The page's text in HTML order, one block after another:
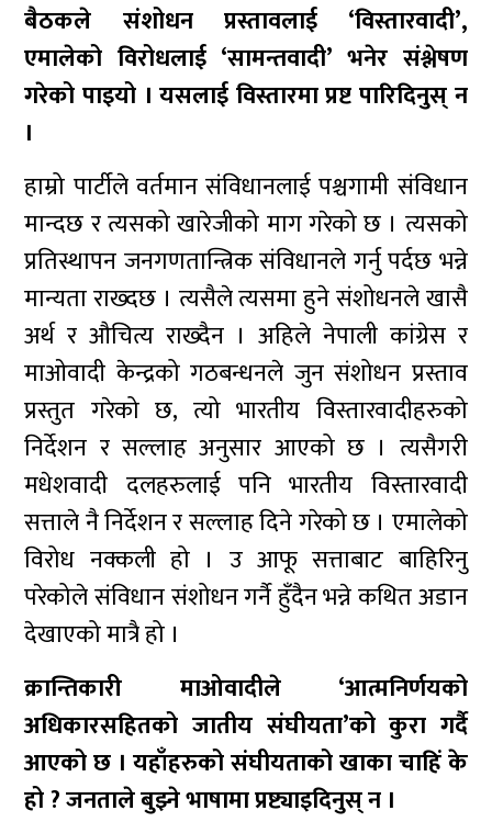
बैठकले संशोधन प्रस्तावलाई ‘विस्तारवादी’,
एमालेको विरोधलाई ‘सामन्तवादी’ भनेर संश्लेषण
गरेको पाइयो । यसलाई विस्तारमा प्रष्ट पारिदिनुस् न
।
हाम्रो पार्टीले वर्तमान संविधानलाई पश्चगामी संविधान
मान्दछ र त्यसको खारेजीको माग गरेको छ । त्यसको
प्रतिस्थापन जनगणतान्त्रिक संविधानले गर्नु पर्दछ भन्ने
मान्यता राख्दछ । त्यसैले त्यसमा हुने संशोधनले खासै
अर्थ र औचित्य राख्दैन । अहिले नेपाली कांग्रेस र
माओवादी केन्द्रको गठबन्धनले जुन संशोधन प्रस्ताव
प्रस्तुत गरेको छ, त्यो भारतीय विस्तारवादीहरुको
निर्देशन र सल्लाह अनुसार आएको छ । त्यसैगरी
मधेशवादी दलहरुलाई पनि भारतीय विस्तारवादी
सत्ताले नै निर्देशन र सल्लाह दिने गरेको छ । एमालेको
विरोध नक्कली हो । उ आफू सत्ताबाट बाहिरिनु
परेकोले संविधान संशोधन गर्नै हुँदैन भन्ने कथित अडान
देखाएको मात्रै हो ।
क्रान्तिकारी माओवादीले ‘आत्मनिर्णयको
अधिकारसहितको जातीय संघीयता’को कुरा गर्दै
आएको छ । यहाँहरुको संघीयताको खाका चाहिं के
हो ? जनताले बुझ्ने भाषामा प्रष्ट्याइदिनुस् न ।